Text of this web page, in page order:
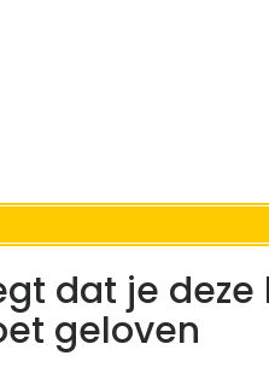
dat je
geloven